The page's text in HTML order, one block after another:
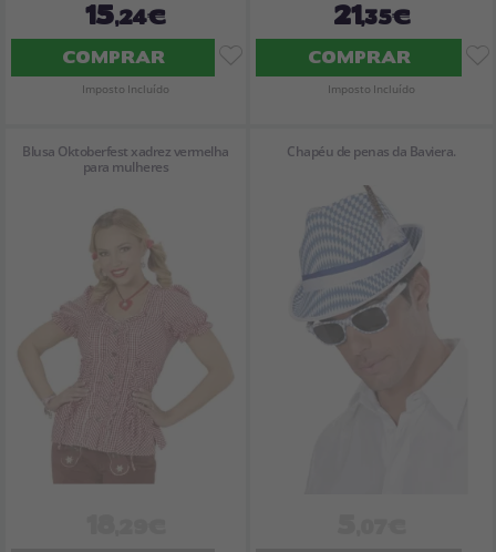
15,24€
COMPRAR
Imposto Incluído
21,35€
COMPRAR
Imposto Incluído
Blusa Oktoberfest xadrez vermelha
para mulheres
Chapéu de penas da Baviera.